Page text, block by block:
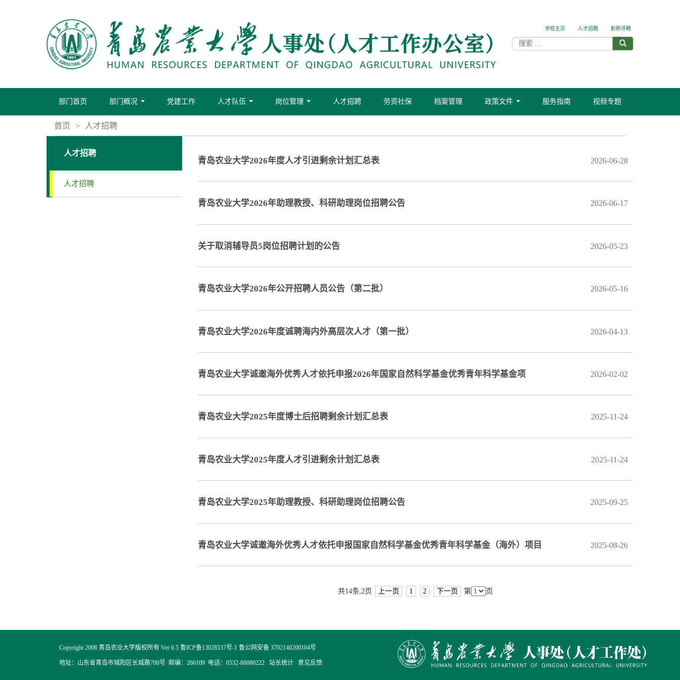
职称评聘
人才招聘
学校主页
部门首页
部门概况
党建工作
人才队伍
岗位管理
人才招聘 劳资社保 档案管理
政策文件
服务指南 视频专题
首页 > 人才招聘
人才招聘
人才招聘
青岛农业大学2026年度人才引进剩余计划汇总表 2026-06-28
青岛农业大学2026年助理教授、科研助理岗位招聘公告 2026-06-17
关于取消辅导员5岗位招聘计划的公告 2026-05-23
青岛农业大学2026年公开招聘人员公告（第二批） 2026-05-16
青岛农业大学2026年度诚聘海内外高层次人才（第一批） 2026-04-13
青岛农业大学诚邀海外优秀人才依托申报2026年国家自然科学基金优秀青年科学基金项 2026-02-02
青岛农业大学2025年度博士后招聘剩余计划汇总表 2025-11-24
青岛农业大学2025年度人才引进剩余计划汇总表 2025-11-24
青岛农业大学2025年助理教授、科研助理岗位招聘公告 2025-09-25
青岛农业大学诚邀海外优秀人才依托申报国家自然科学基金优秀青年科学基金（海外）项目 2025-08-26
共14条,2页 上一页 1 2 下一页 第 页
Copyright 2008 青岛农业大学版权所有 Ver 6.5 鲁ICP备13028537号-1 鲁公网安备 3702140200104号
地址：山东省青岛市城阳区长城路700号 邮编：266109 电话：0532-86080222 站长统计 意见反馈